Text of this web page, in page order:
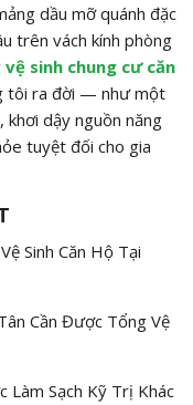
dầu mỡ quánh đặc
trên vách kính phòng
sinh chung cư căn
tôi ra đời — như một
khơi dậy nguồn năng
tuyệt đối cho gia
Sinh Căn Hộ Tại
Cần Được Tổng Vệ
Làm Sạch Kỹ Trị Khác